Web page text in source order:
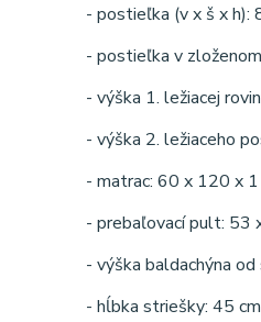
- postieľka (v x š x h):
- postieľka v
- výška 1. ležiacej
- výška 2. ležiaceho
- matrac: 60 x 120 x 1
- prebaľovací pult: 53
- výška baldachýna
- hĺbka striešky: 45 cm